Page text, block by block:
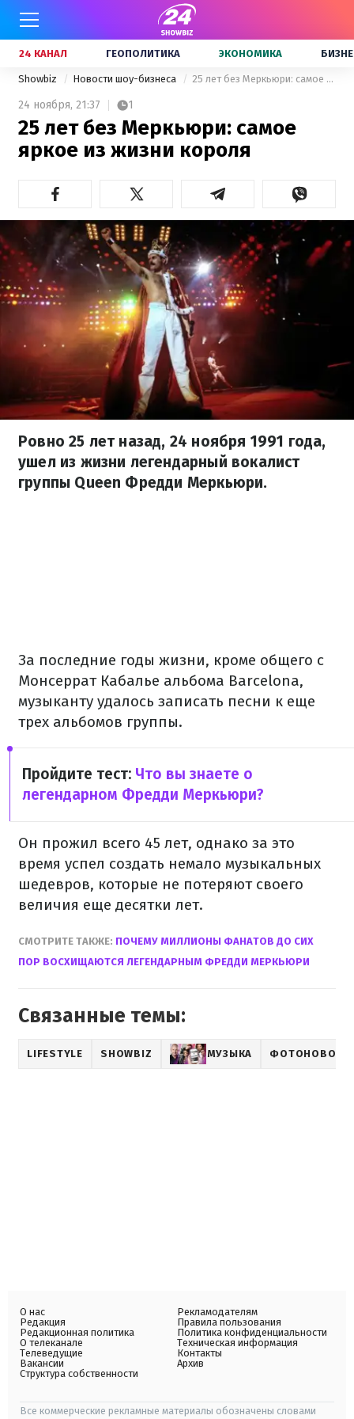
24 КАНАЛ ГЕОПОЛИТИКА ЭКОНОМИКА
Showbiz Новости шоу-бизнеса 25 лет без Меркьюри: самое яркое из жизни короля
24 ноября, 21:37 1
25 лет без Меркьюри: самое
яркое из жизни короля
Ровно 25 лет назад, 24 ноября 1991 года,
ушел из жизни легендарный вокалист
группы Queen Фредди Меркьюри.
За последние годы жизни, кроме общего с
Монсеррат Кабалье альбома Barcelona,
музыканту удалось записать песни к еще
трех альбомов группы.
Пройдите тест: Что вы знаете о
легендарном Фредди Меркьюри?
Он прожил всего 45 лет, однако за это
время успел создать немало музыкальных
шедевров, которые не потеряют своего
величия еще десятки лет.
СМОТРИТЕ ТАКЖЕ: ПОЧЕМУ МИЛЛИОНЫ ФАНАТОВ ДО СИХ
ПОР ВОСХИЩАЮТСЯ ЛЕГЕНДАРНЫМ ФРЕДДИ МЕРКЬЮРИ
Связанные темы:
LIFESTYLE SHOWBIZ МУЗЫКА
О нас
Редакция
Редакционная политика
О телеканале
Телеведущие
Вакансии
Структура собственности
Рекламодателям
Правила пользования
Политика конфиденциальности
Техническая информация
Контакты
Архив
Все коммерческие рекламные материалы обозначены словами